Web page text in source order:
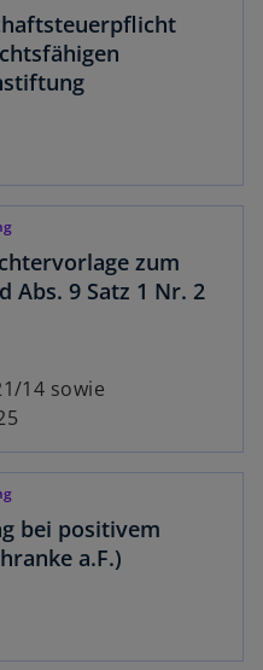
zum
Abs. 9 Satz 1 Nr. 2
14 sowie
bei positivem
a.F.)